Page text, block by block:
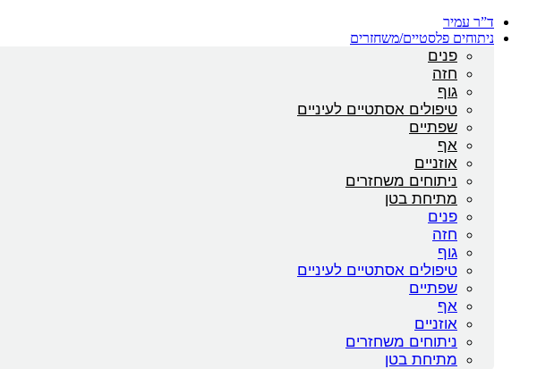
ד”ר עמיר
ניתוחים פלסטיים/משחזרים
פנים
חזה
גוף
טיפולים אסתטיים לעיניים
שפתיים
אף
אוזניים
ניתוחים משחזרים
מתיחת בטן
פנים
חזה
גוף
טיפולים אסתטיים לעיניים
שפתיים
אף
אוזניים
ניתוחים משחזרים
מתיחת בטן